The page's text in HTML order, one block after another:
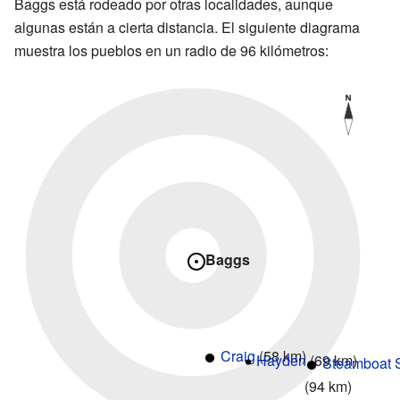
algunas están a cierta distancia. El siguiente diagrama
muestra los pueblos en un radio de 96 kilómetros:
Baggs
Craig(58 km)
Hayden(69 km)
Steamboat
(94 km)